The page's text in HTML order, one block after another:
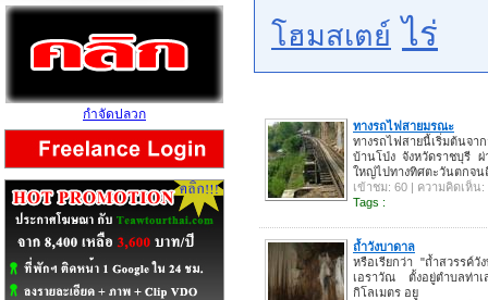
โฮมสเตย์ ไร่
ทางรถไฟสายมรณะ
ทางรถไฟสายนี้เริ่มต้
บ้านโป่ง จังหวัดราชบุรี
ใหญ่ไปทางทิศตะวันตกจน
เข้าชม: 60 | ความคิดเห็น:
Tags :
ถ้ำวังบาดาล
หรือเรียกว่า "ถ้ำสวรรค์วั
เอราวัณ ตั้งอยู่ตำบลท่า
กิโลเมตร อยู
กำจัดปลวก